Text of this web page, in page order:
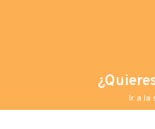
Ir a la